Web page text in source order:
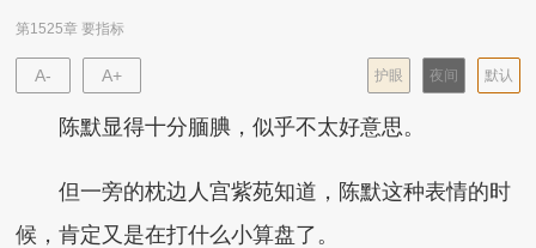
第1525章 要指标
A- A+ 默认
夜间
护眼
陈默显得十分腼腆，似乎不太好意思。
但一旁的枕边人宫紫苑知道，陈默这种表情的时
候，肯定又是在打什么小算盘了。